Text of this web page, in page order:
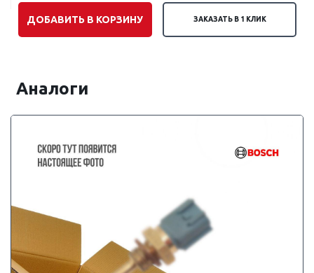
ДОБАВИТЬ В КОРЗИНУ ЗАКАЗАТЬ В 1 КЛИК
Аналоги